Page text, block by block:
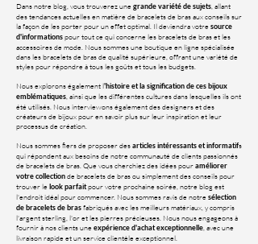
Dans notre blog, vous trouverez unegrande variété de sujets, allant
des tendances actuelles en matière de bracelets de bras aux conseils sur
la façon de les porter pour un effet optimal. Il deviendra votresource
d'informationspour tout ce qui concerne les bracelets de bras et les
accessoires de mode. Nous sommes une boutique en ligne spécialisée
dans les bracelets de bras de qualité supérieure, offrant une variété de
styles pour répondre à tous les goûts et tous les budgets.
Nous explorons également l'histoire et la signification de ces bijoux
emblématiques, ainsi que les différentes cultures dans lesquelles ils ont
été utilisés. Nous interviewons également des designers et des
créateurs de bijoux pour en savoir plus sur leur inspiration et leur
processus de création.
Nous sommes fiers de proposer desarticles intéressants et informatifs
qui répondent aux besoins de notre communauté de clients passionnés
de bracelets de bras. Que vous cherchiez des idées pouraméliorer
votre collectionde bracelets de bras ou simplement des conseils pour
trouver le look parfaitpour votre prochaine soirée, notre blog est
l'endroit idéal pour commencer. Nous sommes ravis de notresélection
de bracelets de brasfabriqués avec les meilleurs matériaux, y compris
l'argent sterling, l'or et les pierres précieuses. Nous nous engageons à
fournir à nos clients uneexpérience d'achat exceptionnelle, avec une
livraison rapide et un service clientèle exceptionnel.